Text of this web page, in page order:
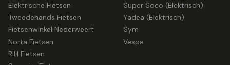
Elektrische Fietsen
Tweedehands Fietsen
Fietsenwinkel Nederweert
Norta Fietsen
RIH Fietsen
Super Soco (Elektrisch)
Yadea (Elektrisch)
Sym
Vespa